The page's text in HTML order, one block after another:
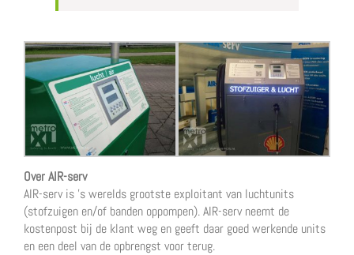
Over AIR-serv
AIR-serv is ’s werelds grootste exploitant van luchtunits
(stofzuigen en/of banden oppompen). AIR-serv neemt de
kostenpost bij de klant weg en geeft daar goed werkende units
en een deel van de opbrengst voor terug.